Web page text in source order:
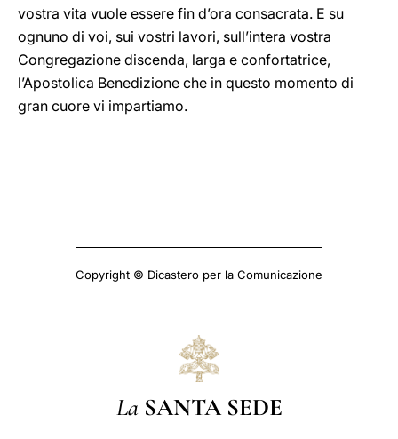
vostra vita vuole essere fin d’ora consacrata. E su
ognuno di voi, sui vostri lavori, sull’intera vostra
Congregazione discenda, larga e confortatrice,
l’Apostolica Benedizione che in questo momento di
gran cuore vi impartiamo.
Copyright © Dicastero per la Comunicazione
La SANTA SEDE